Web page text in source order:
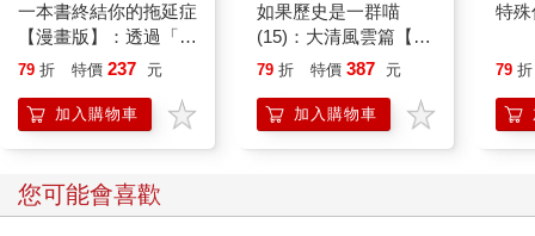
一本書終結你的拖延症
【漫畫版】：透過「小
行動」打開大腦的行動
「行動派」的37個科
學方法
79 折 特價 237 元
加入購物車
如果歷史是一群喵
(15)：大清風雲篇【萌
貓漫畫學歷史】
79 折 特價 387 元
加入購物車
特
79 折
您可能會喜歡